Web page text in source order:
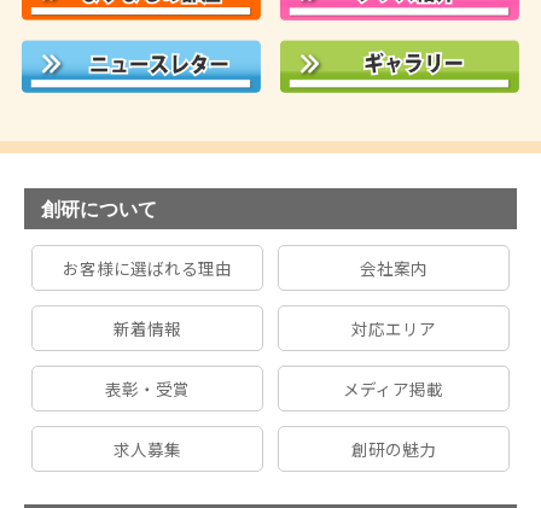
創研について
お客様に選ばれる理由 会社案内
新着情報 対応エリア
表彰・受賞 メディア掲載
求人募集 創研の魅力